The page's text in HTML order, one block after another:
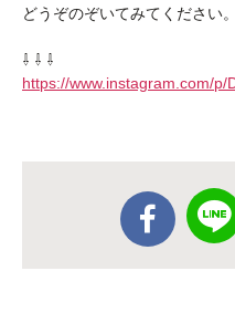
どうぞのぞいてみてください。
⇩ ⇩ ⇩
https://www.instagram.com/p/